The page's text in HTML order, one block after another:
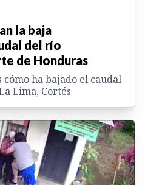
la baja
del río
de Honduras
ha bajado el caudal
Lima, Cortés